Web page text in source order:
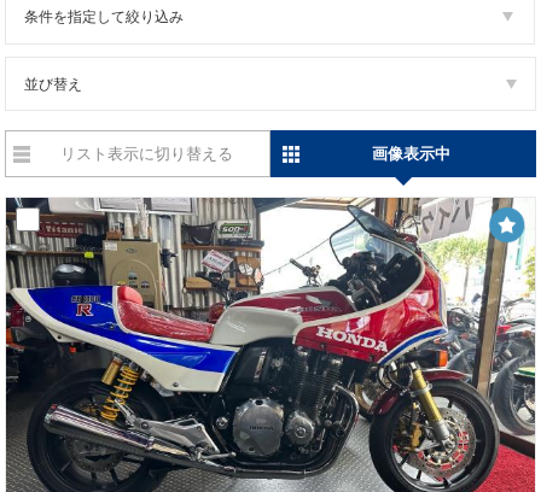
条件を指定して絞り込み
並び替え
リスト表示に切り替える 画像表示中